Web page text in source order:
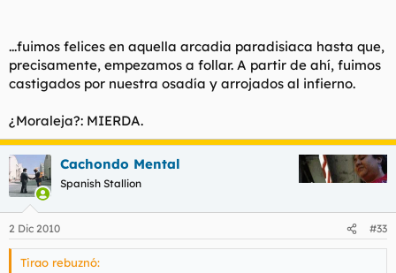
...fuimos felices en aquella arcadia paradisiaca hasta que,
precisamente, empezamos a follar. A partir de ahí, fuimos
castigados por nuestra osadía y arrojados al infierno.
¿Moraleja?: MIERDA.
Cachondo Mental
Spanish Stallion
2 Dic 2010 #33
Tirao rebuznó: